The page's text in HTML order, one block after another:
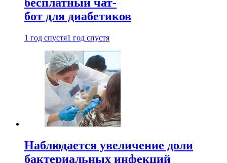
бот для диабетиков
1 год спустя1 год спустя
Наблюдается увеличение доли
бактериальных инфекций